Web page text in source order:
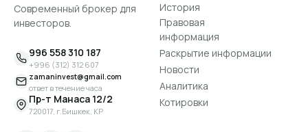
Современный брокер для
инвесторов.
996 558 310 187
+996 (312) 312 607
zamaninvest@gmail.com
ответ в течение часа
Пр-т Манаса 12/2
720017, г.Бишкек, КР
История
Правовая
информация
Раскрытие информации
Новости
Аналитика
Котировки